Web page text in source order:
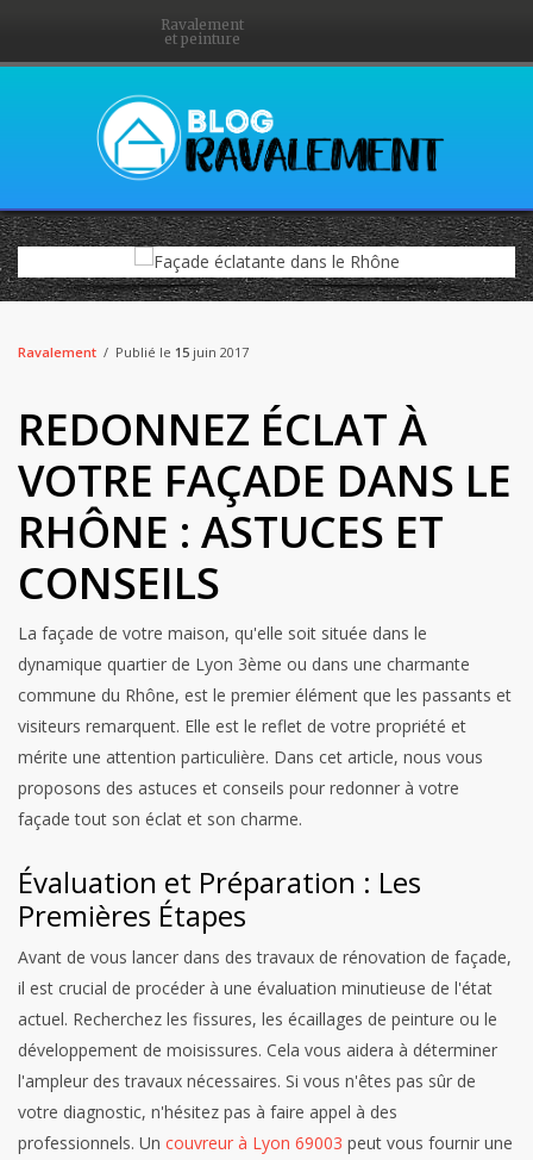
Ravalement
et peinture
Ravalement Publié le 15 juin 2017
REDONNEZ ÉCLAT À
VOTRE FAÇADE DANS LE
RHÔNE : ASTUCES ET
CONSEILS
La façade de votre maison, qu'elle soit située dans le
dynamique quartier de Lyon 3ème ou dans une charmante
commune du Rhône, est le premier élément que les passants et
visiteurs remarquent. Elle est le reflet de votre propriété et
mérite une attention particulière. Dans cet article, nous vous
proposons des astuces et conseils pour redonner à votre
façade tout son éclat et son charme.
Évaluation et Préparation : Les
Premières Étapes
Avant de vous lancer dans des travaux de rénovation de façade,
il est crucial de procéder à une évaluation minutieuse de l'état
actuel. Recherchez les fissures, les écaillages de peinture ou le
développement de moisissures. Cela vous aidera à déterminer
l'ampleur des travaux nécessaires. Si vous n'êtes pas sûr de
votre diagnostic, n'hésitez pas à faire appel à des
professionnels. Un couvreur à Lyon 69003 peut vous fournir une